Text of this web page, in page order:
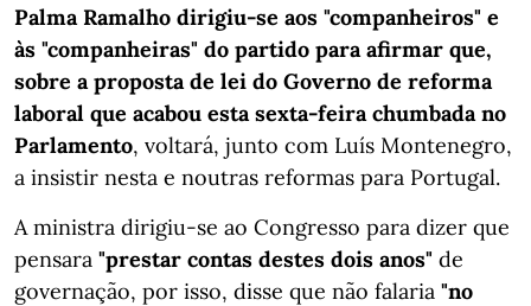
Palma Ramalho dirigiu-se aos "companheiros" e
às "companheiras" do partido para afirmar que,
sobre a proposta de lei do Governo de reforma
laboral que acabou esta sexta-feira chumbada no
Parlamento, voltará, junto com Luís Montenegro,
a insistir nesta e noutras reformas para Portugal.
A ministra dirigiu-se ao Congresso para dizer que
pensara "prestar contas destes dois anos" de
governação, por isso, disse que não falaria "no